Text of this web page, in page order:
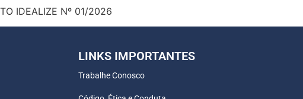
IDEALIZE Nº 01/2026
LINKS IMPORTANTES
Trabalhe Conosco